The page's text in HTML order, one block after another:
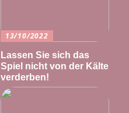
13/10/2022
Lassen Sie sich das
Spiel nicht von der Kälte
verderben!